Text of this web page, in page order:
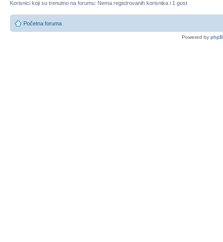
Korisnici koji su trenutno na forumu: Nema registrovanih korisnika i 1 gost
Početna foruma
Powered by